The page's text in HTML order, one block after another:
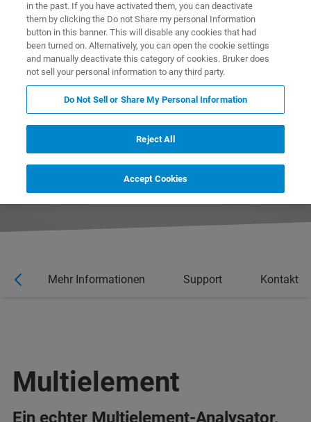
Mehr Informationen Support Kontakt
Multielement
Ein echter Multielement-Analysator,
in the past. If you have activated them, you can deactivate
them by clicking the Do not Share my personal Information
button in this banner. This will disable any cookies that had
been turned on. Alternatively, you can open the cookie settings
and manually deactivate this category of cookies. Bruker does
not sell your personal information to any third party.
Do Not Sell or Share My Personal Information
Reject All
Accept Cookies